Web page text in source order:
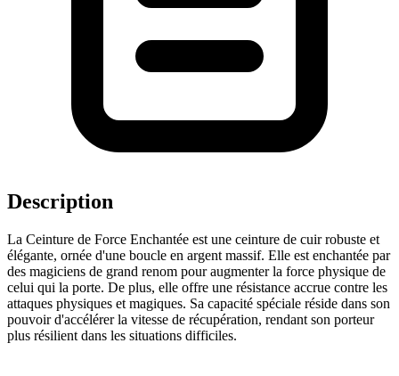
Description
La Ceinture de Force Enchantée est une ceinture de cuir robuste et
élégante, ornée d'une boucle en argent massif. Elle est enchantée par
des magiciens de grand renom pour augmenter la force physique de
celui qui la porte. De plus, elle offre une résistance accrue contre les
attaques physiques et magiques. Sa capacité spéciale réside dans son
pouvoir d'accélérer la vitesse de récupération, rendant son porteur
plus résilient dans les situations difficiles.